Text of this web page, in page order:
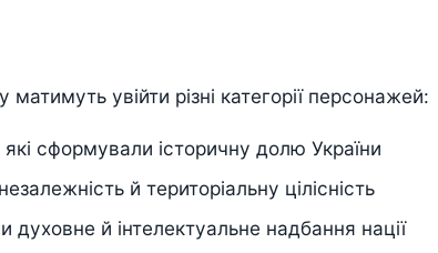
увійти різні категорії персонажей:
які сформували історичну долю України
й територіальну цілісність
духовне й інтелектуальне надбання нації